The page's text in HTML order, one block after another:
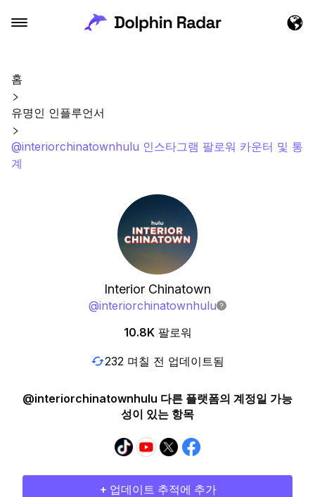
홈
유명인 인플루언서
@interiorchinatownhulu 인스타그램 팔로워 카운터 및 통
계
Interior Chinatown
@interiorchinatownhulu
10.8K 팔로워
232 며칠 전 업데이트됨
@interiorchinatownhulu 다른 플랫폼의 계정일 가능
성이 있는 항목
+ 업데이트 추적에 추가